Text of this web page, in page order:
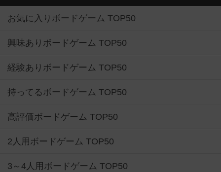
お気に入りボードゲーム TOP50
興味ありボードゲーム TOP50
経験ありボードゲーム TOP50
持ってるボードゲーム TOP50
高評価ボードゲーム TOP50
2人用ボードゲーム TOP50
3～4人用ボードゲーム TOP50